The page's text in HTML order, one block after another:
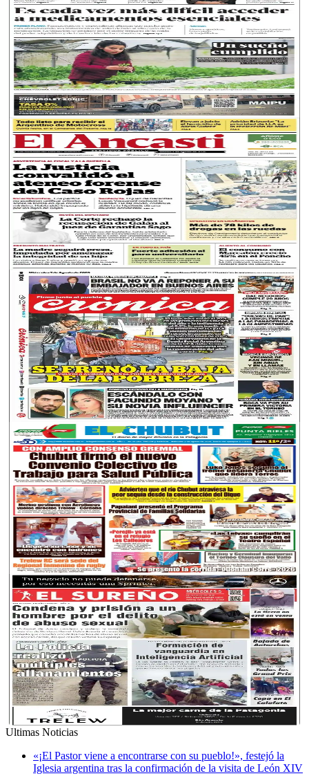
Ultimas Noticias
«¡El Pastor viene a encontrarse con su pueblo!», festejó la
Iglesia argentina tras la confirmación de la visita de León XIV